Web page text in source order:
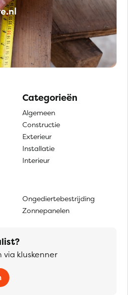
Categorieën
Algemeen
Constructie
Exterieur
Installatie
Interieur
Ongediertebestrijding
Zonnepanelen
kluskenner